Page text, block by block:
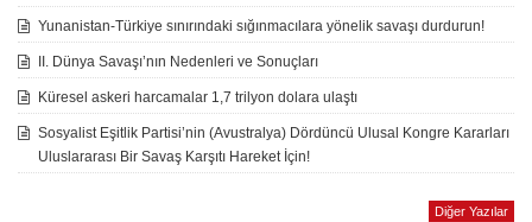
Yunanistan-Türkiye sınırındaki sığınmacılara yönelik savaşı durdurun!
II. Dünya Savaşı’nın Nedenleri ve Sonuçları
Küresel askeri harcamalar 1,7 trilyon dolara ulaştı
Sosyalist Eşitlik Partisi’nin (Avustralya) Dördüncü Ulusal Kongre Kararları
Uluslararası Bir Savaş Karşıtı Hareket İçin!
Diğer Yazılar